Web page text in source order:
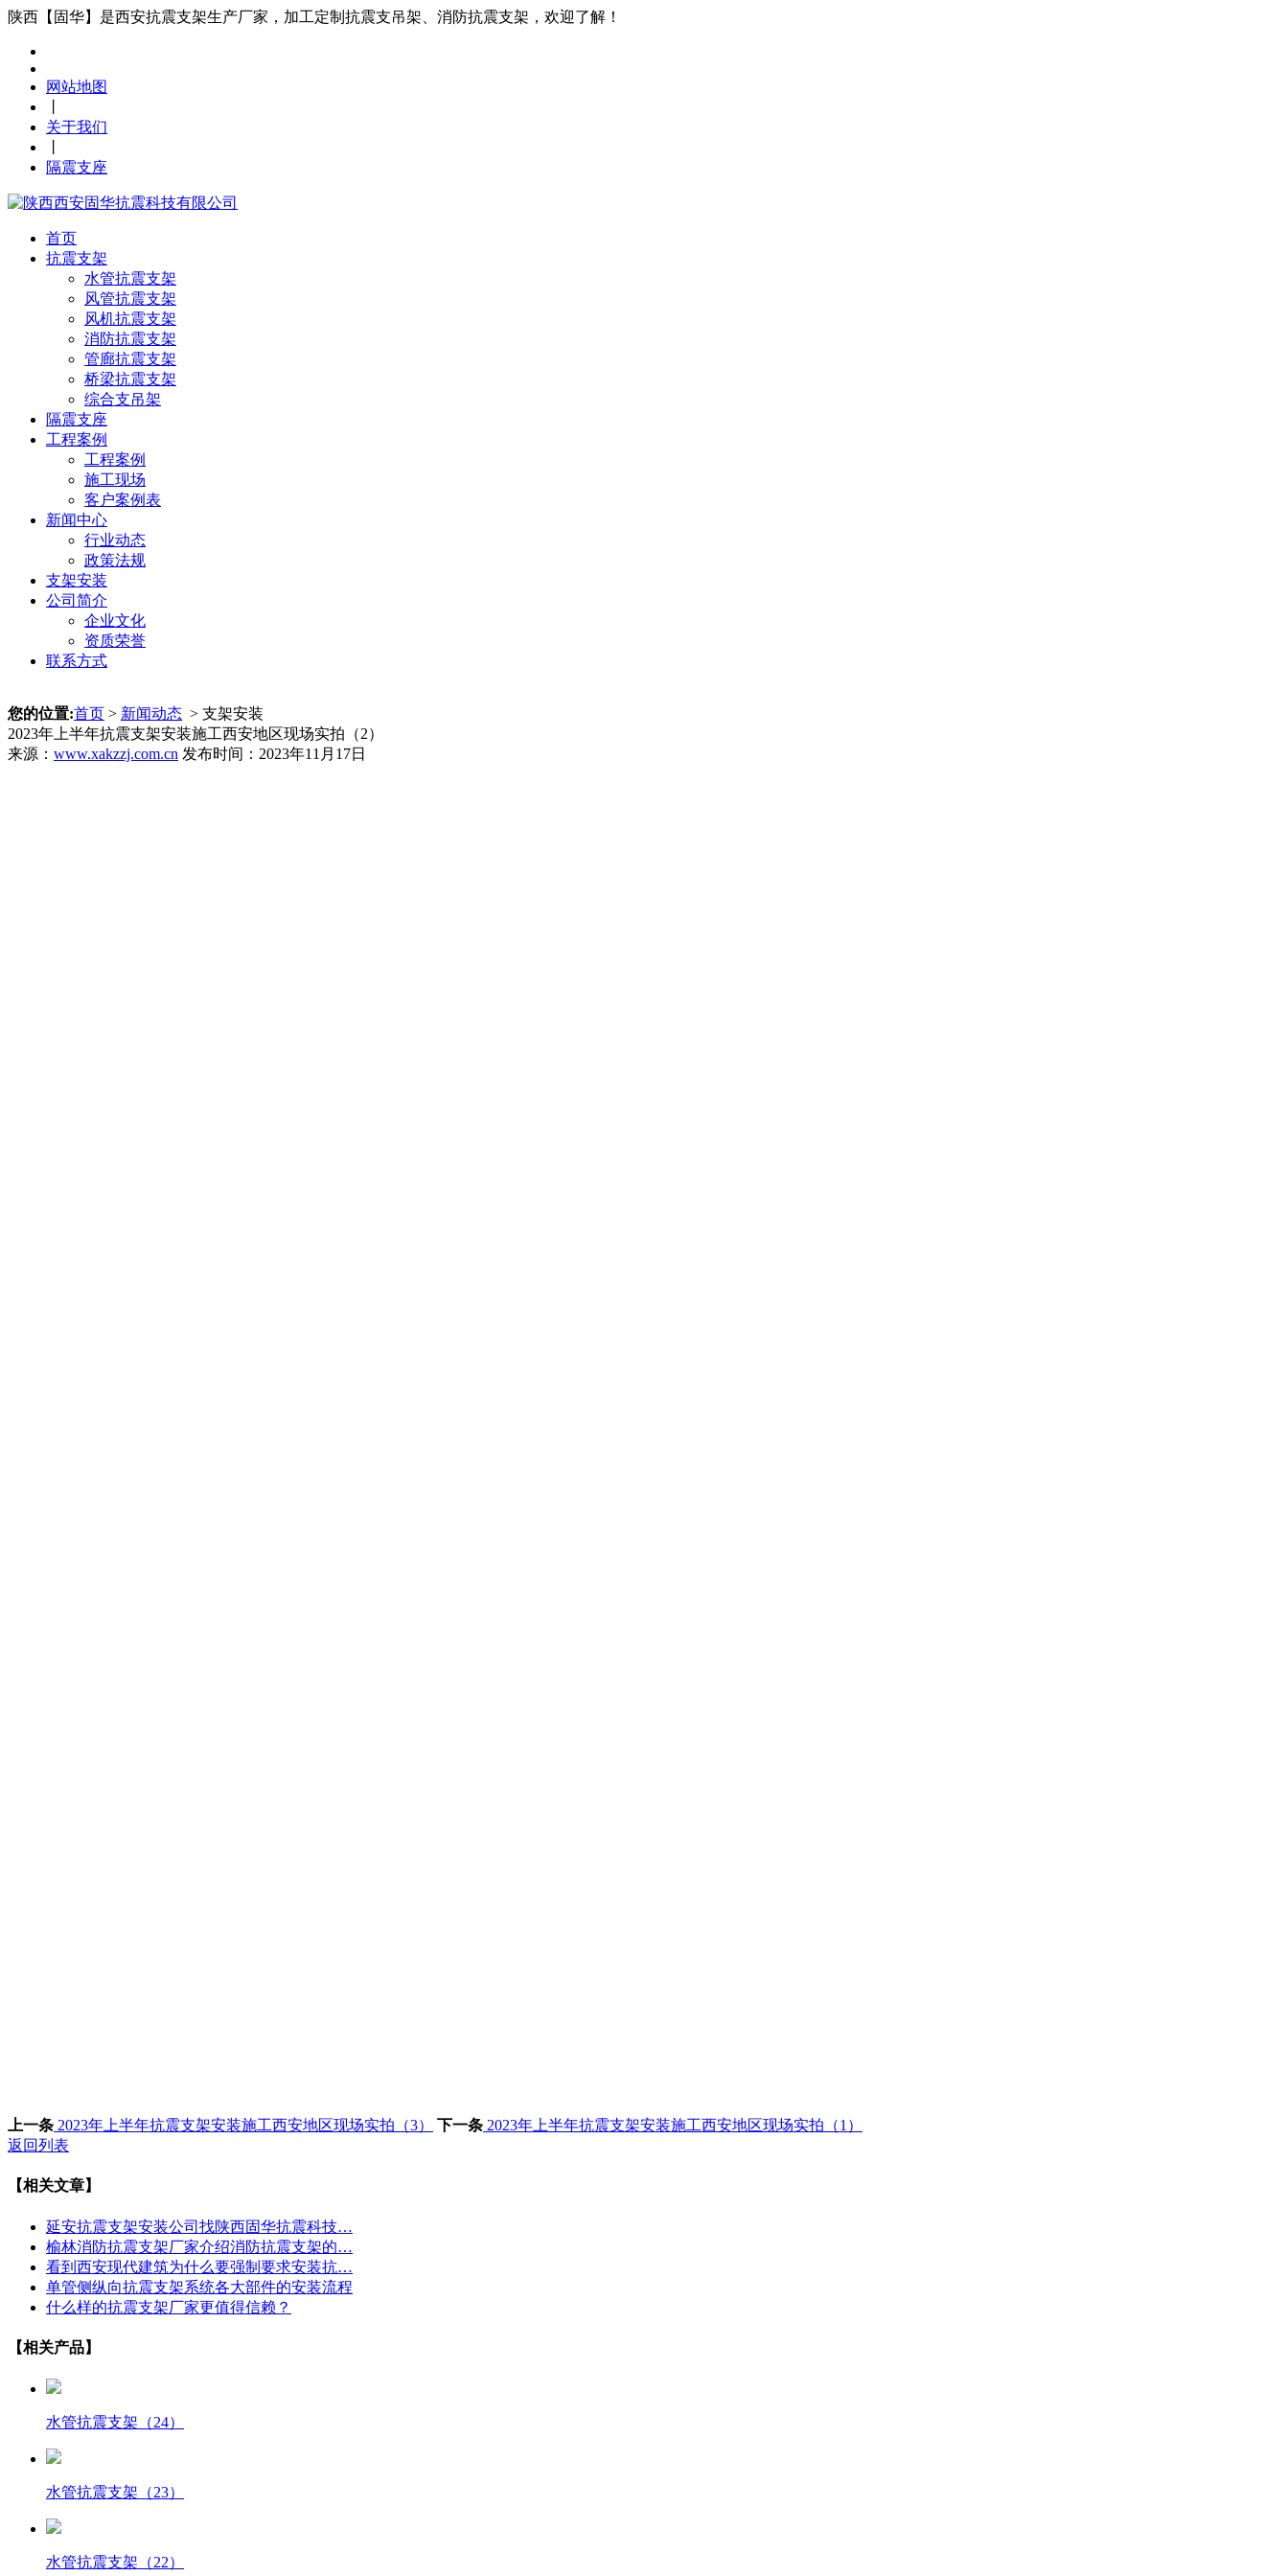
陕西【固华】是西安抗震支架生产厂家，加工定制抗震支吊架、消防抗震支架，欢迎了解！
网站地图
关于我们
隔震支座
首页
抗震支架
水管抗震支架
风管抗震支架
风机抗震支架
消防抗震支架
管廊抗震支架
桥梁抗震支架
综合支吊架
隔震支座
工程案例
工程案例
施工现场
客户案例表
新闻中心
行业动态
政策法规
支架安装
公司简介
企业文化
资质荣誉
联系方式
您的位置:首页 > 新闻动态 > 支架安装
2023年上半年抗震支架安装施工西安地区现场实拍（2）
来源： www.xakzzj.com.cn 发布时间：2023年11月17日
上一条 2023年上半年抗震支架安装施工西安地区现场实拍（3） 下一条 2023年上半年抗震支架安装施工西安地区现场实拍（1）
返回列表
【相关文章】
延安抗震支架安装公司找陕西固华抗震科技…
榆林消防抗震支架厂家介绍消防抗震支架的…
看到西安现代建筑为什么要强制要求安装抗…
单管侧纵向抗震支架系统各大部件的安装流程
什么样的抗震支架厂家更值得信赖？
【相关产品】
水管抗震支架（24）
水管抗震支架（23）
水管抗震支架（22）